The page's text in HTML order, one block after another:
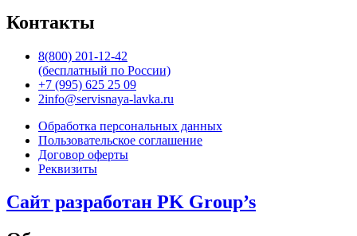
Контакты
8(800) 201-12-42
(бесплатный по России)
+7 (995) 625 25 09
2info@servisnaya-lavka.ru
Обработка персональных данных
Пользовательское соглашение
Договор оферты
Реквизиты
Сайт разработан PK Group’s